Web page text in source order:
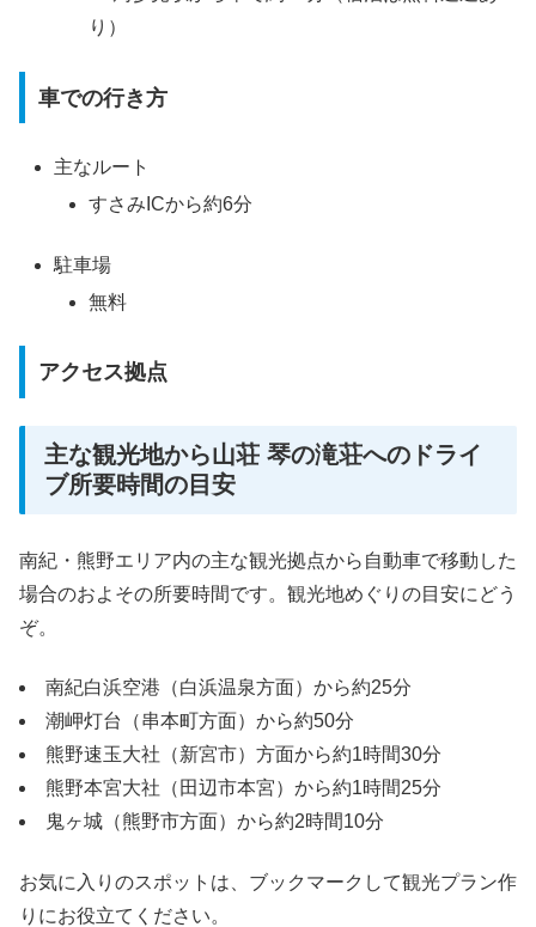
り）
車での行き方
主なルート
すさみICから約6分
駐車場
無料
アクセス拠点
主な観光地から山荘 琴の滝荘へのドライ
ブ所要時間の目安
南紀・熊野エリア内の主な観光拠点から自動車で移動した
場合のおよその所要時間です。観光地めぐりの目安にどう
ぞ。
南紀白浜空港（白浜温泉方面）から約25分
潮岬灯台（串本町方面）から約50分
熊野速玉大社（新宮市）方面から約1時間30分
熊野本宮大社（田辺市本宮）から約1時間25分
鬼ヶ城（熊野市方面）から約2時間10分
お気に入りのスポットは、ブックマークして観光プラン作
りにお役立てください。